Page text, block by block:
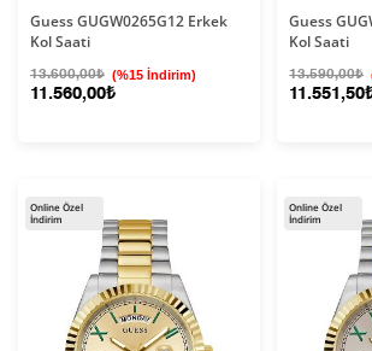
Guess GUGW0265G12 Erkek
Kol Saati
13.600,00₺ (%15 İndirim)
11.560,00₺
Guess
Kol Saati
13.590,00₺
Online Özel
İndirim
Online Özel
İndirim